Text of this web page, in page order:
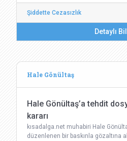
Şiddette Cezasızlık
Detaylı
Hale Gönültaş
Hale Gönültaş’a tehdit
kararı
kısadalga.net muhabiri Hale
düzenlenen bir baskınla gözaltına